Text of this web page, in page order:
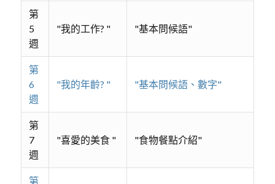
第
5
週
"我的工作? " "基本問候語"
第
6
週
"我的年齡? " "基本問候語、數字"
第
7
週
"喜愛的美食 " "食物餐點介紹"
第